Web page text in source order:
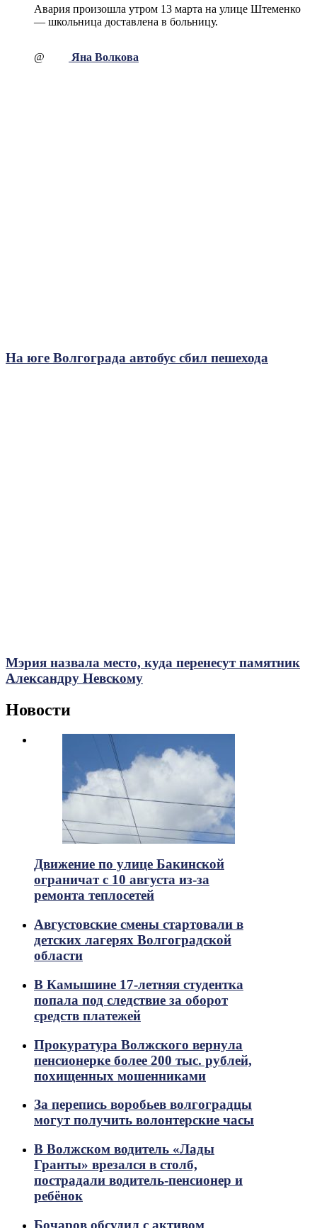
Авария произошла утром 13 марта на улице Штеменко
— школьница доставлена в больницу.
@ Яна Волкова
На юге Волгограда автобус сбил пешехода
Мэрия назвала место, куда перенесут памятник
Александру Невскому
Новости
Движение по улице Бакинской
ограничат с 10 августа из-за
ремонта теплосетей
Августовские смены стартовали в
детских лагерях Волгоградской
области
В Камышине 17-летняя студентка
попала под следствие за оборот
средств платежей
Прокуратура Волжского вернула
пенсионерке более 200 тыс. рублей,
похищенных мошенниками
За перепись воробьев волгоградцы
могут получить волонтерские часы
В Волжском водитель «Лады
Гранты» врезался в столб,
пострадали водитель-пенсионер и
ребёнок
Бочаров обсудил с активом